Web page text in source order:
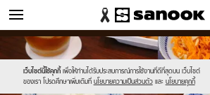
ข่าว
เว็บไซต์นี้ใช้คุกกี้ เพื่อให้ท่านได้รับประสบการณ์การใช้งานที่ดีที่สุดบน เว็บไซต์
ของเรา โปรดศึกษาเพิ่มเติมที่ นโยบายความเป็นส่วนตัว และ นโยบายคุกกี้
Sanook
//s.isanook.com/sr/0/images/logo-
new-
sanook.png
600
//s.isanook.com/ns/0/ud/1908/9540342/tagline-
template-
update-
april.jpg